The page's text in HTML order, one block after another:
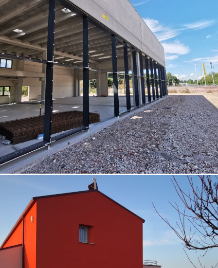
07/10/2022
Concessionaria auto Padova